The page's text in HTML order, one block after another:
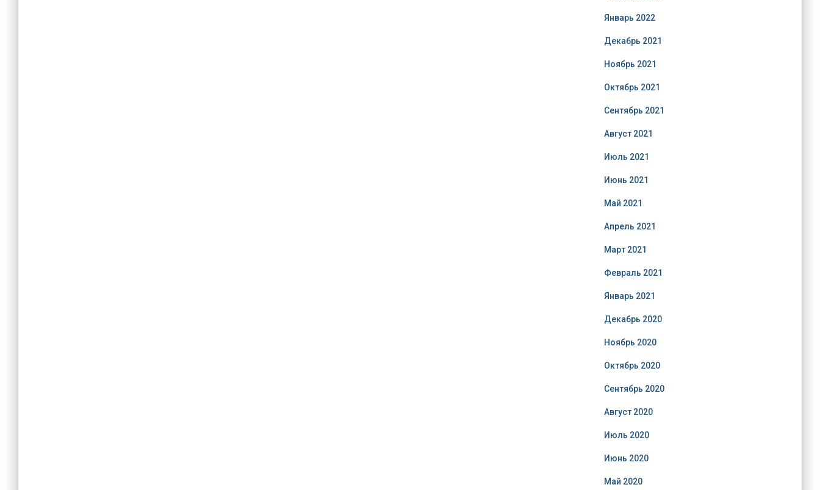
Январь 2022
Декабрь 2021
Ноябрь 2021
Октябрь 2021
Сентябрь 2021
Август 2021
Июль 2021
Июнь 2021
Май 2021
Апрель 2021
Март 2021
Февраль 2021
Январь 2021
Декабрь 2020
Ноябрь 2020
Октябрь 2020
Сентябрь 2020
Август 2020
Июль 2020
Июнь 2020
Май 2020